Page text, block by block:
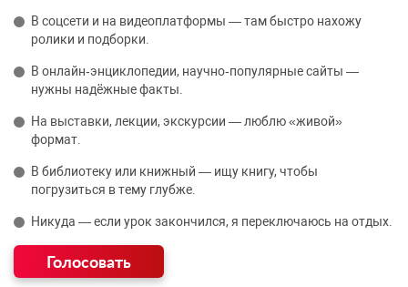
В соцсети и на видеоплатформы — там быстро нахожу
ролики и подборки.
В онлайн‑энциклопедии, научно‑популярные сайты —
нужны надёжные факты.
На выставки, лекции, экскурсии — люблю «живой»
формат.
В библиотеку или книжный — ищу книгу, чтобы
погрузиться в тему глубже.
Никуда — если урок закончился, я переключаюсь на отдых.